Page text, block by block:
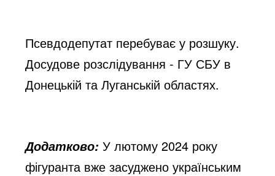
Псевдодепутат перебуває у розшуку.
Досудове розслідування - ГУ СБУ в
Донецькій та Луганській областях.
Додатково:У лютому 2024 року
фігуранта вже засуджено українським